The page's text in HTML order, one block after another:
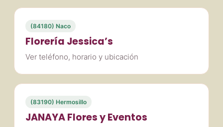
(84180) Naco
Florería Jessica’s
Ver teléfono, horario y ubicación
(83190) Hermosillo
JANAYA Flores y Eventos